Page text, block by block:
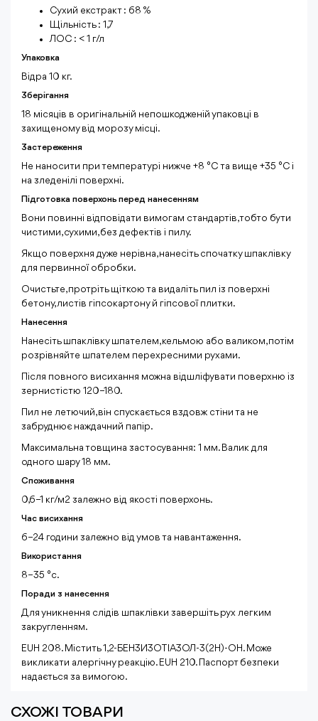
Сухий екстракт : 68 %
Щільність : 1,7
ЛОС : < 1 г/л
Упаковка
Відра 10 кг.
Зберігання
18 місяців в оригінальній непошкодженій упаковці в
захищеному від морозу місці.
Застереження
Не наносити при температурі нижче +8 °C та вище +35 °C і
на зледенілі поверхні.
Підготовка поверхонь перед нанесенням
Вони повинні відповідати вимогам стандартів, тобто бути
чистими, сухими, без дефектів і пилу.
Якщо поверхня дуже нерівна, нанесіть спочатку шпаклівку
для первинної обробки.
Очистьте, протріть щіткою та видаліть пил із поверхні
бетону, листів гіпсокартону й гіпсової плитки.
Нанесення
Нанесіть шпаклівку шпателем, кельмою або валиком, потім
розрівняйте шпателем перехресними рухами.
Після повного висихання можна відшліфувати поверхню із
зернистістю 120–180.
Пил не летючий, він спускається вздовж стіни та не
забруднює наждачний папір.
Максимальна товщина застосування: 1 мм. Валик для
одного шару 18 мм.
Споживання
0,6–1 кг/м2 залежно від якості поверхонь.
Час висихання
6–24 години залежно від умов та навантаження.
Використання
8–35 °c.
Поради з нанесення
Для уникнення слідів шпаклівки завершіть рух легким
закругленням.
EUH 208. Містить 1,2-БЕНЗИЗОТІАЗОЛ-3(2H)-ОН. Може
викликати алергічну реакцію. EUH 210. Паспорт безпеки
надається за вимогою.
СХОЖІ ТОВАРИ